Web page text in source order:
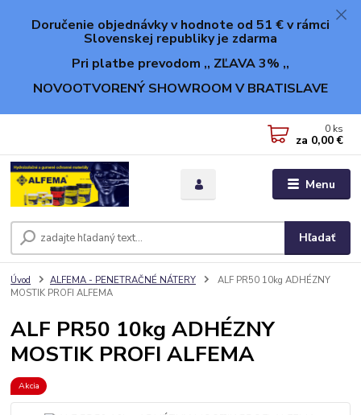
Doručenie objednávky v hodnote od 51 € v rámci
Slovenskej republiky je zdarma
Pri platbe prevodom ,, ZĽAVA 3% ,,
NOVOOTVORENÝ SHOWROOM V BRATISLAVE
Menu
Hľadať
0 ks
za 0,00 €
Úvod ALFEMA - PENETRAČNÉ NÁTERY
ALF PR50 10kg ADHÉZNY
MOSTIK PROFI ALFEMA
ALF PR50 10kg ADHÉZNY
MOSTIK PROFI ALFEMA
Akcia